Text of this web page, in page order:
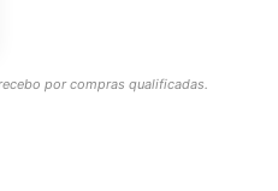
por compras qualificadas.